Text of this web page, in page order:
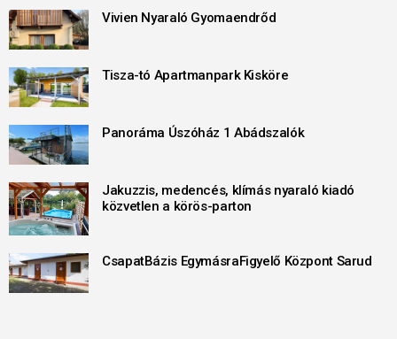
Vivien Nyaraló Gyomaendrőd
Tisza-tó Apartmanpark Kisköre
Panoráma Úszóház 1 Abádszalók
Jakuzzis, medencés, klímás nyaraló kiadó
közvetlen a körös-parton
CsapatBázis EgymásraFigyelő Központ Sarud